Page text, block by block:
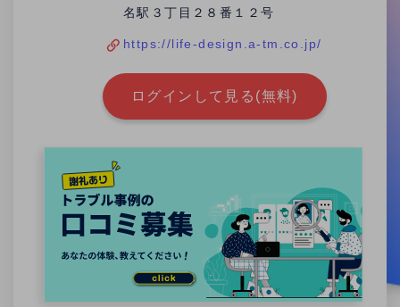
名駅３丁目２８番１２号
https://life-design.a-tm.co.jp/
ログインして見る(無料)